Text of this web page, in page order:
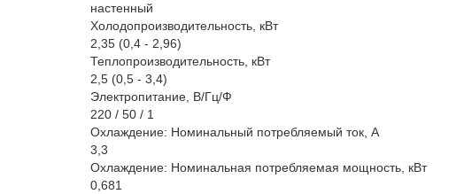
настенный
Холодопроизводительность, кВт
2,35 (0,4 - 2,96)
Теплопроизводительность, кВт
2,5 (0,5 - 3,4)
Электропитание, В/Гц/Ф
220 / 50 / 1
Охлаждение: Номинальный потребляемый ток, A
3,3
Охлаждение: Номинальная потребляемая мощность, кВт
0,681